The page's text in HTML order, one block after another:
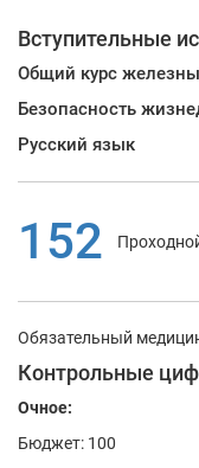
Вступительные
Общий курс
Безопасность
Русский язык
152
Обязательный
Контрольные
Очное:
Бюджет: 100